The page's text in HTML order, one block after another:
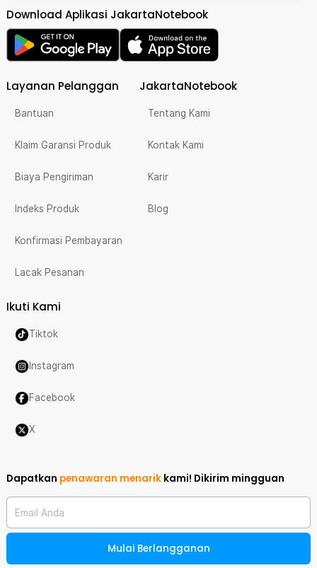
Download Aplikasi JakartaNotebook
Layanan Pelanggan
Bantuan
Klaim Garansi Produk
Biaya Pengiriman
Indeks Produk
Konfirmasi Pembayaran
Lacak Pesanan
JakartaNotebook
Tentang Kami
Kontak Kami
Karir
Blog
Ikuti Kami
Tiktok
Instagram
Facebook
X
Dapatkan penawaran menarik kami! Dikirim mingguan
Email Anda
Mulai Berlangganan